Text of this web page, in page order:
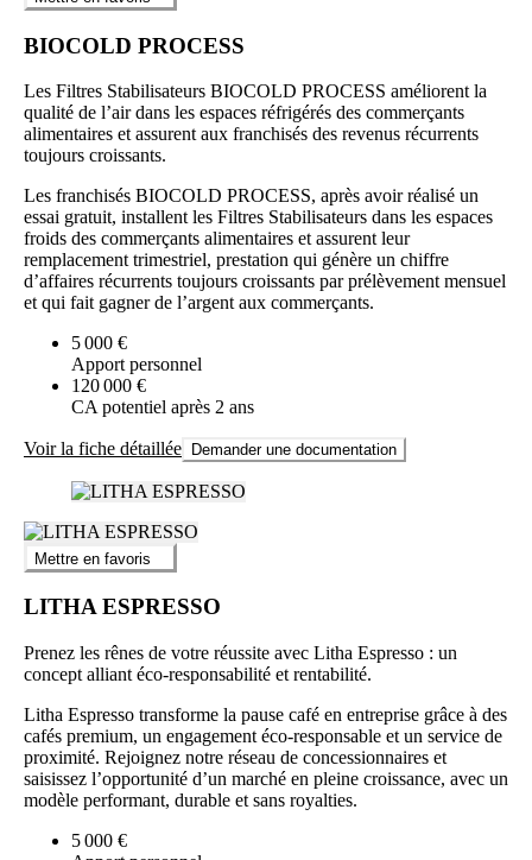
BIOCOLD PROCESS
Les Filtres Stabilisateurs BIOCOLD PROCESS améliorent la
qualité de l’air dans les espaces réfrigérés des commerçants
alimentaires et assurent aux franchisés des revenus récurrents
toujours croissants.
Les franchisés BIOCOLD PROCESS, après avoir réalisé un
essai gratuit, installent les Filtres Stabilisateurs dans les espaces
froids des commerçants alimentaires et assurent leur
remplacement trimestriel, prestation qui génère un chiffre
d’affaires récurrents toujours croissants par prélèvement mensuel
et qui fait gagner de l’argent aux commerçants.
5 000 €
Apport personnel
120 000 €
CA potentiel après 2 ans
Voir la fiche détaillée Demander une documentation
Mettre en favoris
LITHA ESPRESSO
Prenez les rênes de votre réussite avec Litha Espresso : un
concept alliant éco-responsabilité et rentabilité.
Litha Espresso transforme la pause café en entreprise grâce à des
cafés premium, un engagement éco-responsable et un service de
proximité. Rejoignez notre réseau de concessionnaires et
saisissez l’opportunité d’un marché en pleine croissance, avec un
modèle performant, durable et sans royalties.
5 000 €